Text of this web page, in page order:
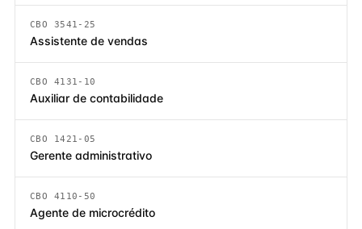
CBO 3541-25
Assistente de vendas
CBO 4131-10
Auxiliar de contabilidade
CBO 1421-05
Gerente administrativo
CBO 4110-50
Agente de microcrédito